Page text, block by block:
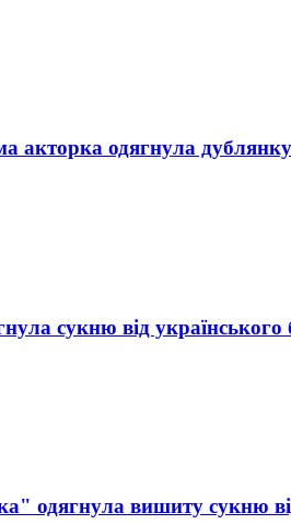
акторка одягнула
сукню від українського
одягнула вишиту сукню